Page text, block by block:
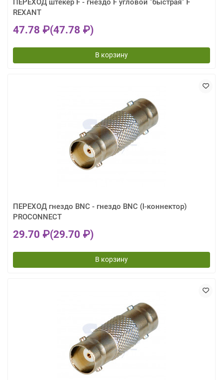
ПЕРЕХОД штекер F - гнездо F угловой "быстрая" F
REXANT
47.78 ₽(47.78 ₽)
В корзину
ПЕРЕХОД гнездо BNC - гнездо BNC (I-коннектор)
PROCONNECT
29.70 ₽(29.70 ₽)
В корзину